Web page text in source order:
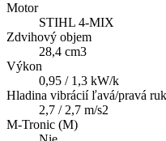
Motor
STIHL 4-MIX
Zdvihový objem
28,4 cm3
Výkon
0,95 / 1,3 kW/k
Hladina vibrácií ľavá/pravá
2,7 / 2,7 m/s2
M-Tronic (M)